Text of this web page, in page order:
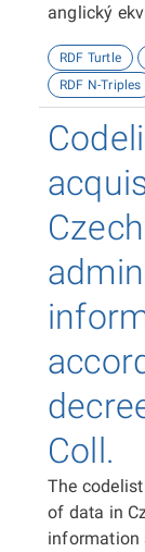
anglický
RDF Turtle
RDF N-Triples
Coll.
The
of data in
information